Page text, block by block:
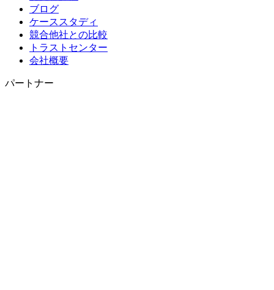
ブログ
ケーススタディ
競合他社との比較
トラストセンター
会社概要
パートナー